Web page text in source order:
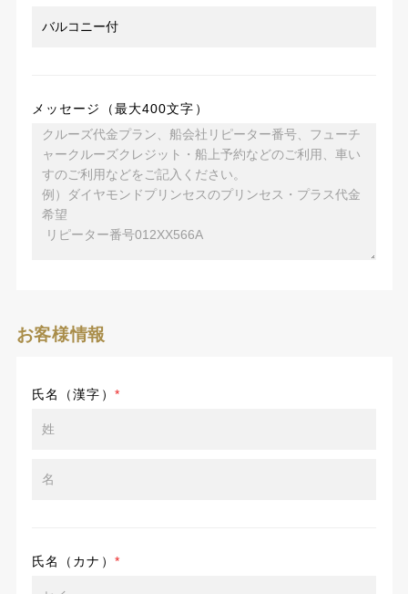
メッセージ（最大400文字）
お客様情報
氏名（漢字） *
氏名（カナ） *